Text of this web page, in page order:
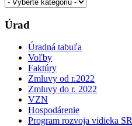
Úrad
Úradná tabuľa
Voľby
Faktúry
Zmluvy od r.2022
Zmluvy do r. 2022
VZN
Hospodárenie
Program rozvoja vidieka SR